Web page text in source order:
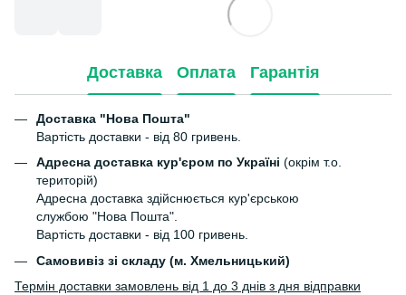
Доставка Оплата Гарантія
Доставка "Нова Пошта"
Вартість доставки - від 80 гривень.
Адресна доставка кур'єром по Україні (окрім т.о.
територій)
Адресна доставка здійснюється кур'єрською
службою "Нова Пошта".
Вартість доставки - від 100 гривень.
Самовивіз зі складу (м. Хмельницький)
Термін доставки замовлень від 1 до 3 днів з дня відправки